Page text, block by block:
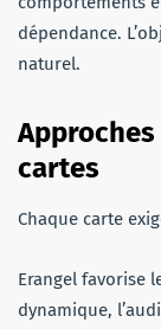
dépendance.
naturel.
cartes
Chaque carte
Erangel favorise
dynamique,